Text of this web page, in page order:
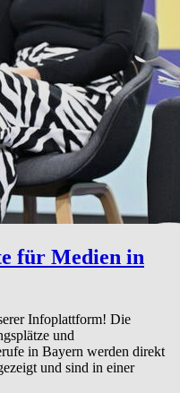
für Medien in
Infoplattform! Die
und
in Bayern werden direkt
und sind in einer